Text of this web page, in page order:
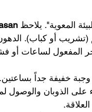
المعوية". يلاحظ
(تشريب أو كباب).
المفعول لساعات أو
وجبة خفيفة جداً بساعتين.
الذوبان والوصول